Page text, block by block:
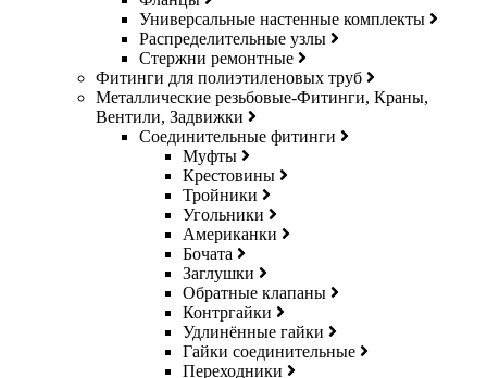
Универсальные настенные комплекты
Распределительные узлы
Стержни ремонтные
Фитинги для полиэтиленовых труб
Металлические резьбовые-Фитинги, Краны,
Вентили, Задвижки
Соединительные фитинги
Муфты
Крестовины
Тройники
Угольники
Американки
Бочата
Заглушки
Обратные клапаны
Контргайки
Удлинённые гайки
Гайки соединительные
Переходники